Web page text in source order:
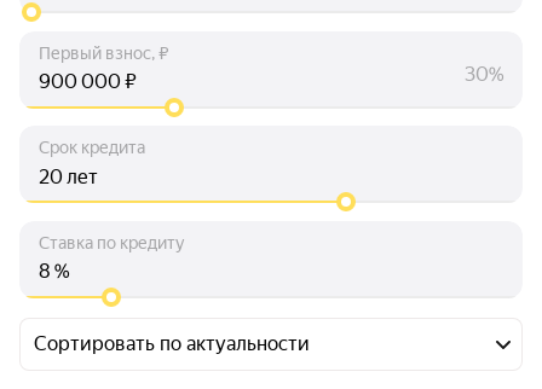
Первый взнос, ₽
₽ 30%
Срок кредита
лет
Ставка по кредиту
%
Сортировать по актуальности